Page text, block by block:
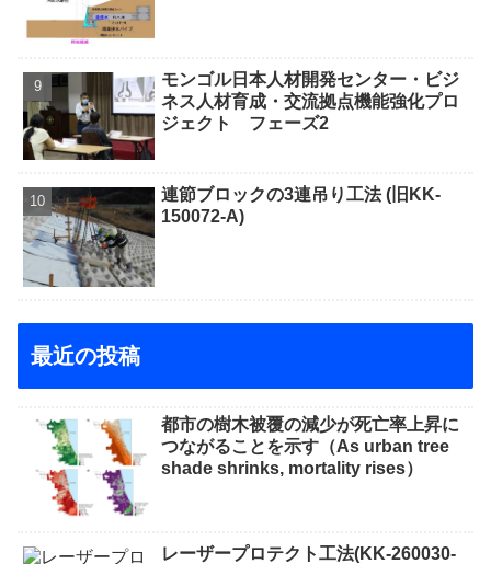
モンゴル日本人材開発センター・ビジ
ネス人材育成・交流拠点機能強化プロ
ジェクト フェーズ2
連節ブロックの3連吊り工法 (旧KK-
150072-A)
最近の投稿
都市の樹木被覆の減少が死亡率上昇に
つながることを示す（As urban tree
shade shrinks, mortality rises）
レーザープロテクト⼯法(KK-260030-